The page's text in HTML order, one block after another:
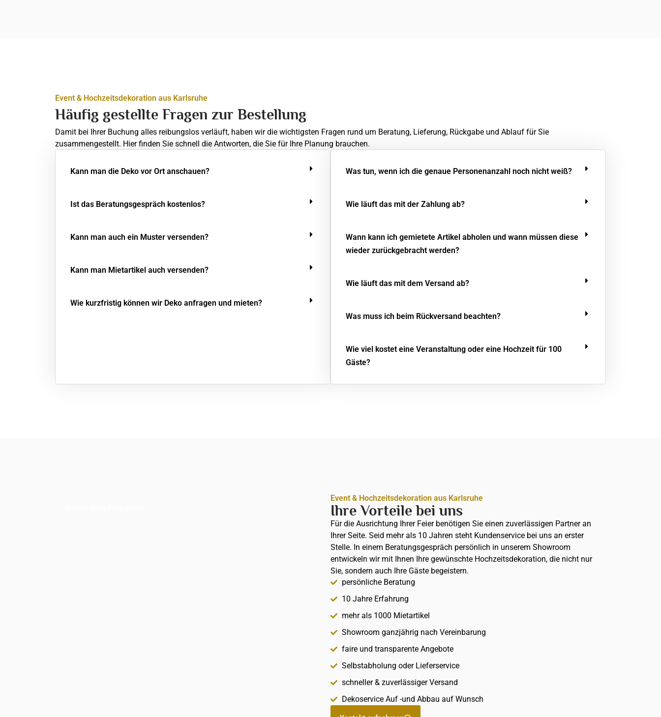
Event & Hochzeitsdekoration aus Karlsruhe
Häufig gestellte Fragen zur Bestellung
Damit bei Ihrer Buchung alles reibungslos verläuft, haben wir die wichtigsten Fragen rund um Beratung, Lieferung, Rückgabe und Ablauf für Sie
zusammengestellt. Hier finden Sie schnell die Antworten, die Sie für Ihre Planung brauchen.
Kann man die Deko vor Ort anschauen?
Ist das Beratungsgespräch kostenlos?
Kann man auch ein Muster versenden?
Kann man Mietartikel auch versenden?
Wie kurzfristig können wir Deko anfragen und mieten?
Was tun, wenn ich die genaue Personenanzahl noch nicht weiß?
Wie läuft das mit der Zahlung ab?
Wann kann ich gemietete Artikel abholen und wann müssen diese
wieder zurückgebracht werden?
Wie läuft das mit dem Versand ab?
Was muss ich beim Rückversand beachten?
Wie viel kostet eine Veranstaltung oder eine Hochzeit für 100
Gäste?
Event & Hochzeitsdekoration aus Karlsruhe
Ihre Vorteile bei uns
Für die Ausrichtung Ihrer Feier benötigen Sie einen zuverlässigen Partner an
Ihrer Seite. Seid mehr als 10 Jahren steht Kundenservice bei uns an erster
Stelle. In einem Beratungsgespräch persönlich in unserem Showroom
entwickeln wir mit Ihnen Ihre gewünschte Hochzeitsdekoration, die nicht nur
Sie, sondern auch Ihre Gäste begeistern.
persönliche Beratung
10 Jahre Erfahrung
mehr als 1000 Mietartikel
Showroom ganzjährig nach Vereinbarung
faire und transparente Angebote
Selbstabholung oder Lieferservice
schneller & zuverlässiger Versand
Dekoservice Auf -und Abbau auf Wunsch